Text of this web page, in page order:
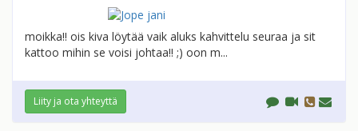
moikka!! ois kiva löytää vaik aluks kahvittelu seuraa ja sit
kattoo mihin se voisi johtaa!! ;) oon m...
Liity ja ota yhteyttä